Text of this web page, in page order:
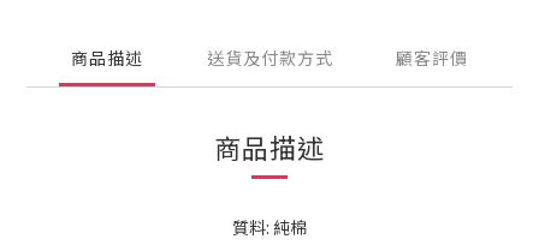
商品描述 送貨及付款方式 顧客評價
商品描述
質料: 純棉